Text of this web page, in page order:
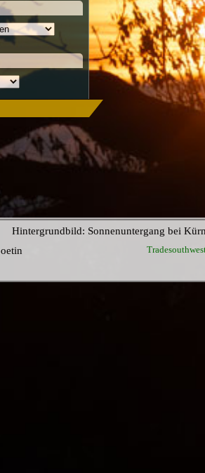
Hintergrundbild: Sonnenuntergang bei